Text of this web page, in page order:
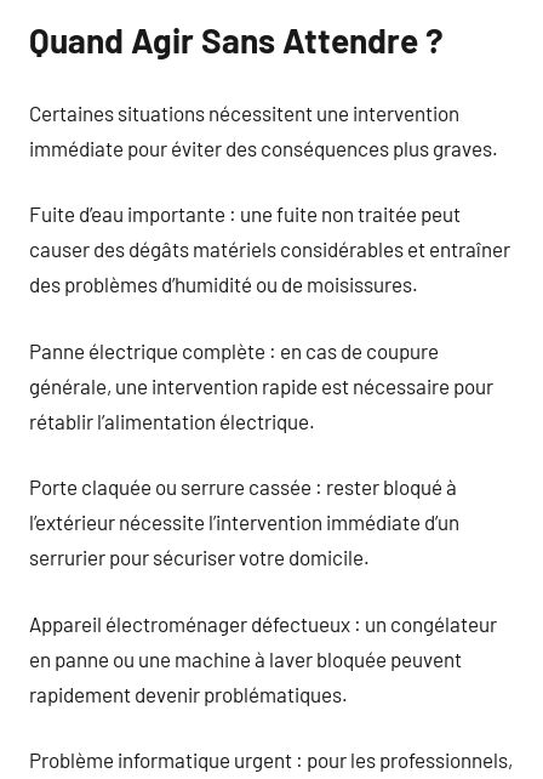
Quand Agir Sans Attendre ?
Certaines situations nécessitent une intervention
immédiate pour éviter des conséquences plus graves.
Fuite d’eau importante : une fuite non traitée peut
causer des dégâts matériels considérables et entraîner
des problèmes d’humidité ou de moisissures.
Panne électrique complète : en cas de coupure
générale, une intervention rapide est nécessaire pour
rétablir l’alimentation électrique.
Porte claquée ou serrure cassée : rester bloqué à
l’extérieur nécessite l’intervention immédiate d’un
serrurier pour sécuriser votre domicile.
Appareil électroménager défectueux : un congélateur
en panne ou une machine à laver bloquée peuvent
rapidement devenir problématiques.
Problème informatique urgent : pour les professionnels,